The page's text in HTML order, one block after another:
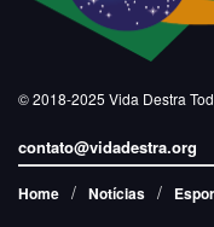
© 2018-2025 Vida Destra
contato@vidadestra.org
Home Notícias